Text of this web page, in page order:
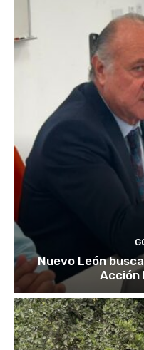
Nuevo León
Acción